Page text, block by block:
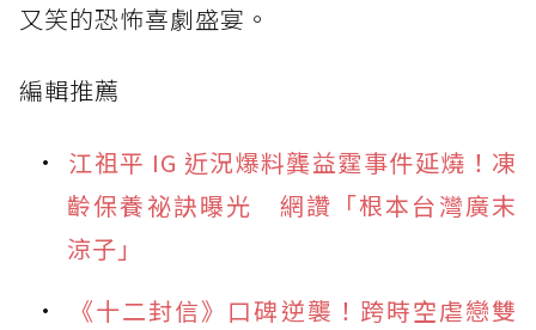
又笑的恐怖喜劇盛宴。
編輯推薦
江祖平 IG 近況爆料龔益霆事件延燒！凍
齡保養祕訣曝光 網讚「根本台灣廣末
涼子」
《十二封信》口碑逆襲！跨時空虐戀雙